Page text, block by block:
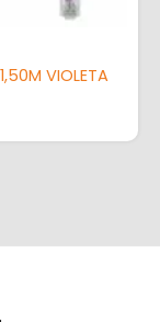
VIOLETA